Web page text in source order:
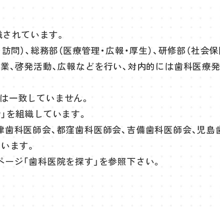
れています。
、総務部（医療管理・広報・厚生）、研修部（社会
啓発活動、広報などを行い、対内的には歯科医療発
一致していません。
を組織しています。
科医師会、都窪歯科医師会、吉備歯科医師会、児島
ます。
ジ「歯科医院を探す 」を参照下さい。